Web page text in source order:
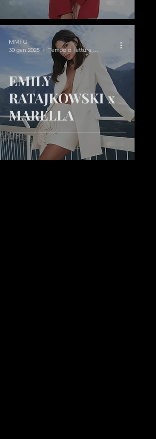
EMILY
RATAJKOWSKI x
MARELLA
MMFG
30 gen 2025
Tempo di lettura: 1 min